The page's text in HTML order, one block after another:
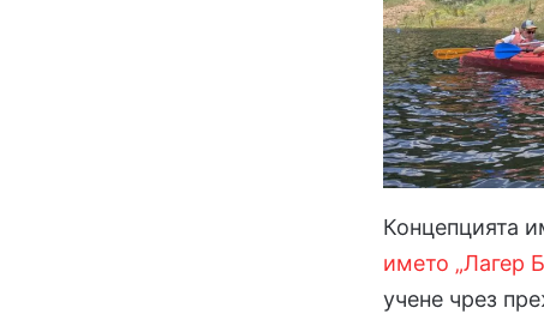
Концепцията
името „Лагер
учене чрез